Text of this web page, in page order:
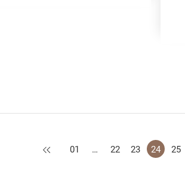
上一頁
01 … 22 23 24 25